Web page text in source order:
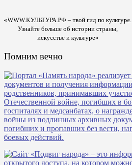
«WWW.КУЛЬТУРА.РФ – твой гид по культуре.
Узнайте больше об истории страны,
искусстве и культуре»
Помним вечно